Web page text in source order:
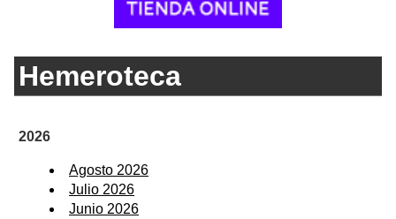
Hemeroteca
2026
Agosto 2026
Julio 2026
Junio 2026